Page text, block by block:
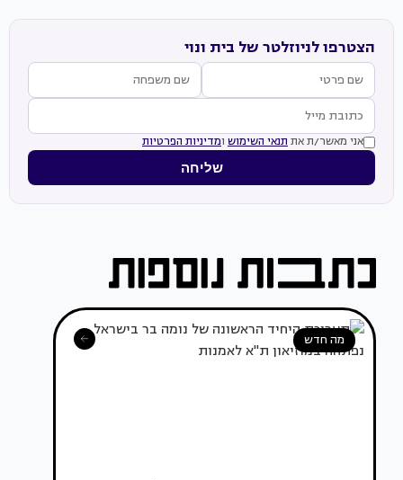
הצטרפו לניוזלטר של בית ונוי
אני מאשר/ת את תנאי השימוש ומדיניות הפרטיות
שליחה
מה חדש